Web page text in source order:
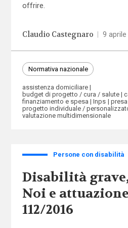
offrire.
Claudio Castegnaro 9
Normativa nazionale
assistenza domiciliare
budget di progetto / cura / salute
finanziamento e spesa
Inps
progetto individuale /
valutazione multidimensionale
Persone con disabilità
Disabilità
Noi e
112/2016